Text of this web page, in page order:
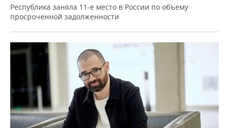
Республика заняла 11-е место в России по объему
просроченной задолженности